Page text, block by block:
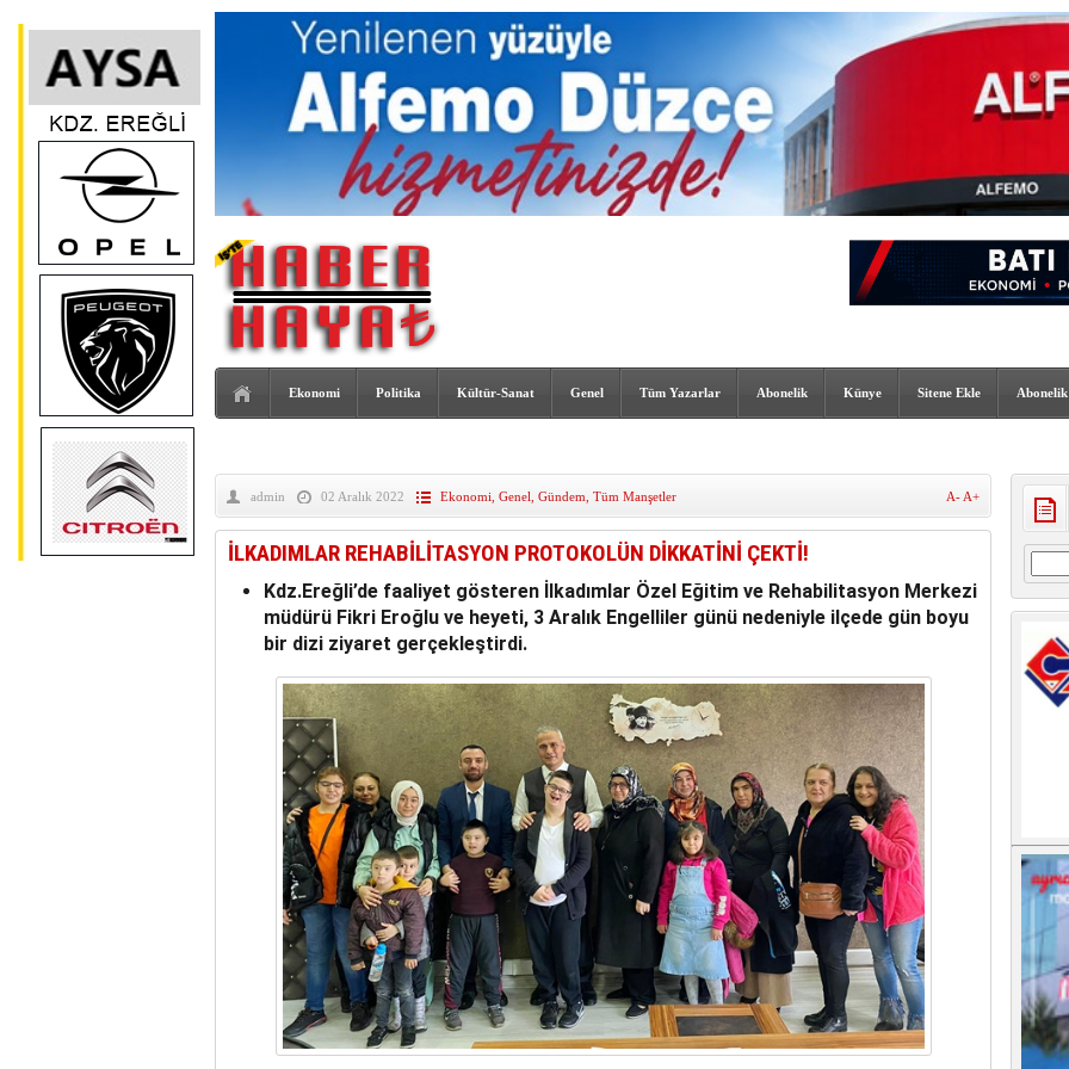
Ekonomi Politika Kültür-Sanat Genel Tüm Yazarlar Abonelik Künye Sitene Ekle Abonelik
admin 02 Aralık 2022 Ekonomi Genel Gündem Tüm Manşetler A- A+
İLKADIMLAR REHABİLİTASYON PROTOKOLÜN DİKKATİNİ ÇEKTİ!
Kdz.Ereğli’de faaliyet gösteren İlkadımlar Özel Eğitim ve Rehabilitasyon Merkezi
müdürü Fikri Eroğlu ve heyeti, 3 Aralık Engelliler günü nedeniyle ilçede gün boyu
bir dizi ziyaret gerçekleştirdi.
Arama: